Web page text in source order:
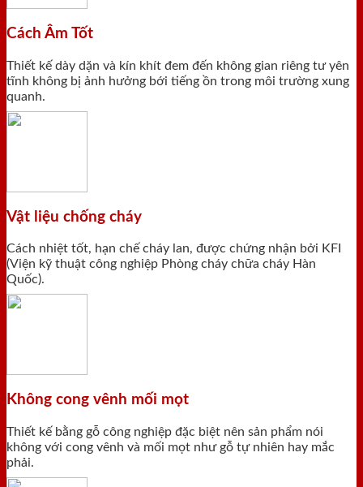
Cách Âm Tốt
Thiết kế dày dặn và kín khít đem đến không gian riêng tư yên
tĩnh không bị ảnh hưởng bới tiếng ồn trong môi trường xung
quanh.
Vật liệu chống cháy
Cách nhiệt tốt, hạn chế cháy lan, được chứng nhận bởi KFI
(Viện kỹ thuật công nghiệp Phòng cháy chữa cháy Hàn
Quốc).
Không cong vênh mối mọt
Thiết kế bằng gỗ công nghiệp đặc biệt nên sản phẩm nói
không với cong vênh và mối mọt như gỗ tự nhiên hay mắc
phải.